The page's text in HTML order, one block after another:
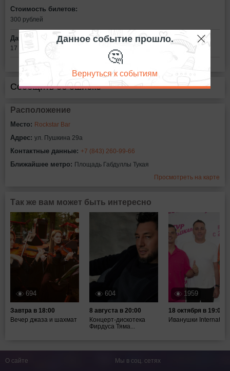
Стоимость билетов:
300 рублей
Дата:
17 марта в 21:00
Сообщить об ошибке
Расположение
Место: Rockstar Bar
Адрес: ул. Пушкина 29а
Контактные данные: +7 (843) 260-99-66
Ближайшее метро: Площадь Габдуллы Тукая
Просмотреть на карте
Так же вам может быть интересно
694
Завтра в 18:00
Вечер джаза и шахмат
604
8 августа в 20:00
Концерт-дискотека
Фирдуса Тяма...
1959
18 октября в 19:00
Иванушки
Данное событие прошло.
🤔
Вернуться к событиям
О сайте Мы в соц. сетях